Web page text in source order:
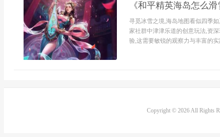
《和平精英海岛怎么
寻觅冰雪之境,海岛地图看似四季
家社群中津津乐道的创意玩法,资
验,这需要敏锐的观察力与丰富的
Copyright © 2026 All Rights